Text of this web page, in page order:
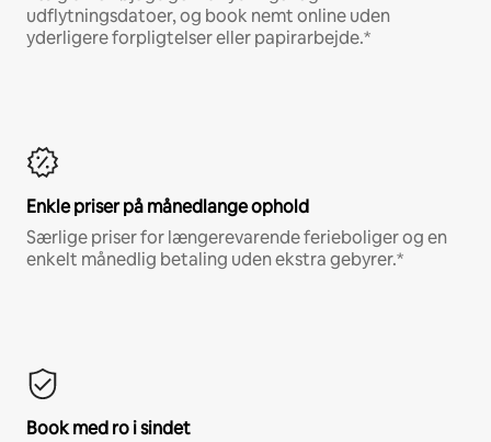
udflytningsdatoer, og book nemt online uden
yderligere forpligtelser eller papirarbejde.*
Enkle priser på månedlange ophold
Særlige priser for længerevarende ferieboliger og en
enkelt månedlig betaling uden ekstra gebyrer.*
Book med ro i sindet